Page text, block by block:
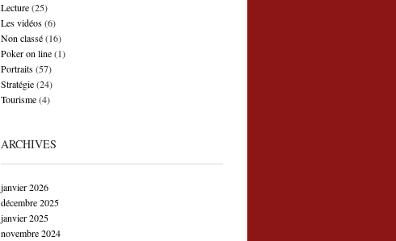
Lecture(25)
Les vidéos(6)
Non classé(16)
Poker on line(1)
Portraits(57)
Stratégie(24)
Tourisme(4)
ARCHIVES
janvier 2026
décembre 2025
janvier 2025
novembre 2024